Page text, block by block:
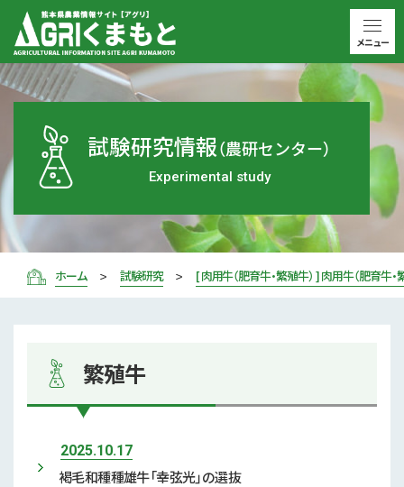
試験研究情報（農研センター）
Experimental study
ホーム 試験研究 [ 肉用牛（肥育牛・繁殖牛） ] 肉用牛（肥育牛・
繁殖牛
2025.10.17
褐毛和種種雄牛「幸弦光」の選抜
メニュー